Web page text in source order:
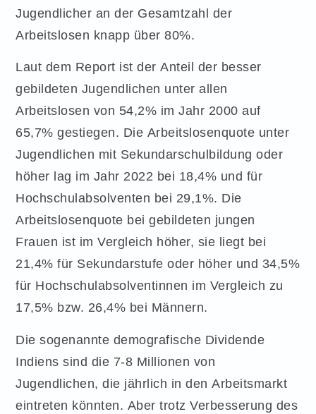
Jugendlicher an der Gesamtzahl der
Arbeitslosen knapp über 80%.
Laut dem Report ist der Anteil der besser
gebildeten Jugendlichen unter allen
Arbeitslosen von 54,2% im Jahr 2000 auf
65,7% gestiegen. Die Arbeitslosenquote unter
Jugendlichen mit Sekundarschulbildung oder
höher lag im Jahr 2022 bei 18,4% und für
Hochschulabsolventen bei 29,1%. Die
Arbeitslosenquote bei gebildeten jungen
Frauen ist im Vergleich höher, sie liegt bei
21,4% für Sekundarstufe oder höher und 34,5%
für Hochschulabsolventinnen im Vergleich zu
17,5% bzw. 26,4% bei Männern.
Die sogenannte demografische Dividende
Indiens sind die 7-8 Millionen von
Jugendlichen, die jährlich in den Arbeitsmarkt
eintreten könnten. Aber trotz Verbesserung des